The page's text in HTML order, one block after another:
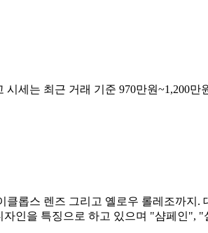
시세는 최근 거래 기준 970만원~1,200
클롭스 렌즈 그리고 옐로우 롤레조까지
인을 특징으로 하고 있으며 "샴페인",